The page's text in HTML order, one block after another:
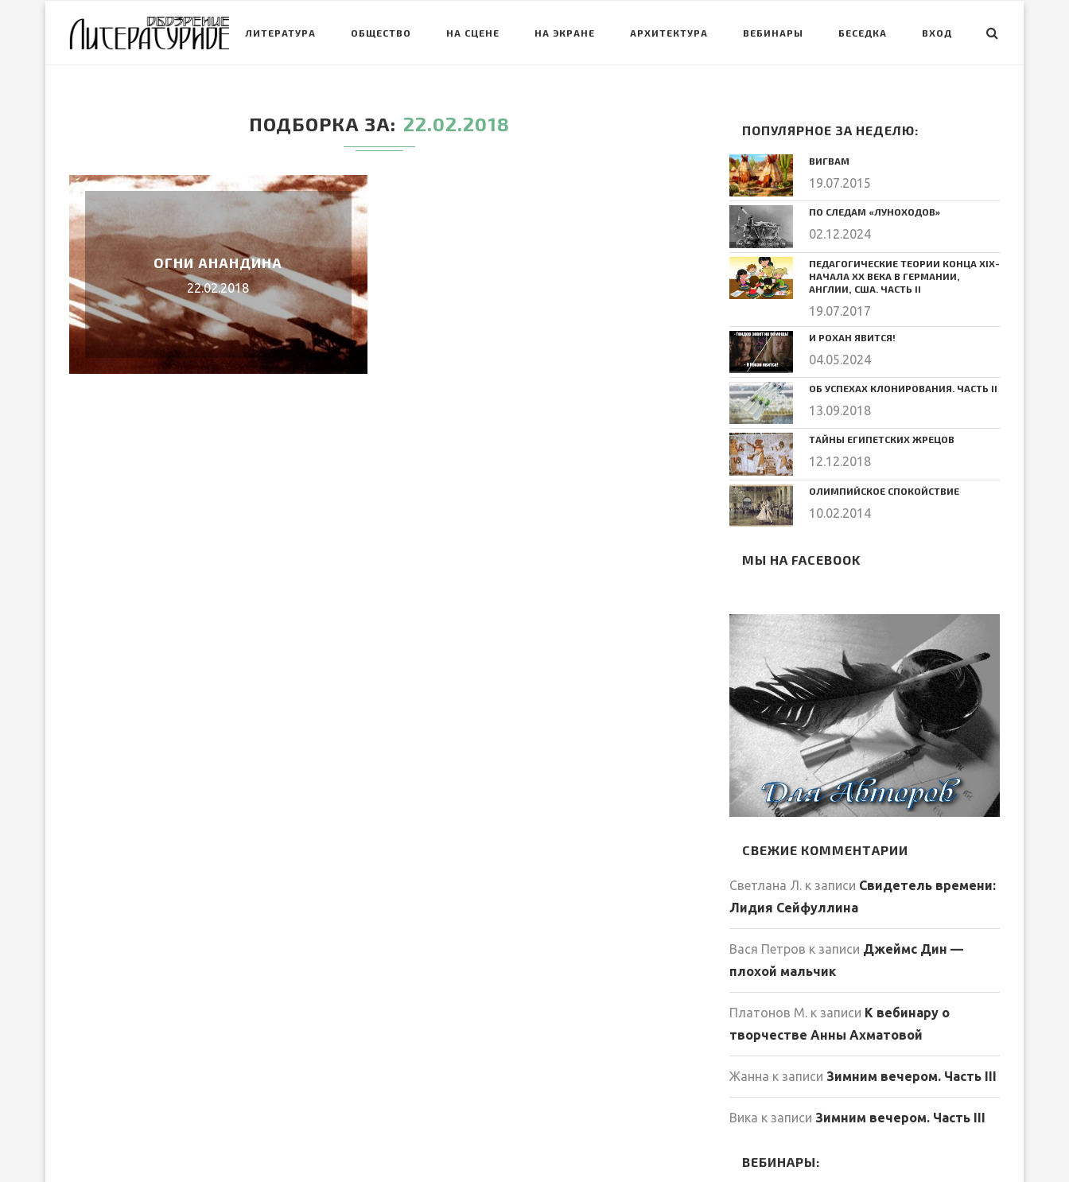
ЛИТЕРАТУРА ОБЩЕСТВО НА СЦЕНЕ НА ЭКРАНЕ АРХИТЕКТУРА ВЕБИНАРЫ БЕСЕДКА ВХОД
ПОДБОРКА ЗА 22.02.2018
ОГНИ АНАНДИНА
22.02.2018
ПОПУЛЯРНОЕ ЗА НЕДЕЛЮ:
ВИГВАМ
19.07.2015
ПО СЛЕДАМ «ЛУНОХОДОВ»
02.12.2024
ПЕДАГОГИЧЕСКИЕ ТЕОРИИ КОНЦА ХIХ-
НАЧАЛА ХХ ВЕКА В ГЕРМАНИИ,
АНГЛИИ, США. ЧАСТЬ II
19.07.2017
И РОХАН ЯВИТСЯ!
04.05.2024
ОБ УСПЕХАХ КЛОНИРОВАНИЯ. ЧАСТЬ II
13.09.2018
ТАЙНЫ ЕГИПЕТСКИХ ЖРЕЦОВ
12.12.2018
ОЛИМПИЙСКОЕ СПОКОЙСТВИЕ
10.02.2014
МЫ НА FACEBOOK
СВЕЖИЕ КОММЕНТАРИИ
Светлана Л. к записи Свидетель времени:
Лидия Сейфуллина
Вася Петров к записи Джеймс Дин —
плохой мальчик
Платонов М. к записи К вебинару о
творчестве Анны Ахматовой
Жанна к записи Зимним вечером. Часть III
Вика к записи Зимним вечером. Часть III
ВЕБИНАРЫ: